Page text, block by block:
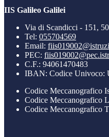
IIS Galileo Galilei
Via di Scandicci - 151,
Tel: 055704569
Email:
PEC:
C.F.: 94061470483
IBAN: Codice Univoco:
Codice Meccanografico
Codice Meccanografico
Codice Meccanografico